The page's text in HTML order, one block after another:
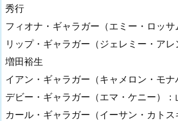
秀行
フィオナ・ギャラガー（エミー・ロッ
リップ・ギャラガー（ジェレミー・アレ
増田裕生
イアン・ギャラガー（キャメロン・モ
デビー・ギャラガー（エマ・ケニー）：
カール・ギャラガー（イーサン・カト